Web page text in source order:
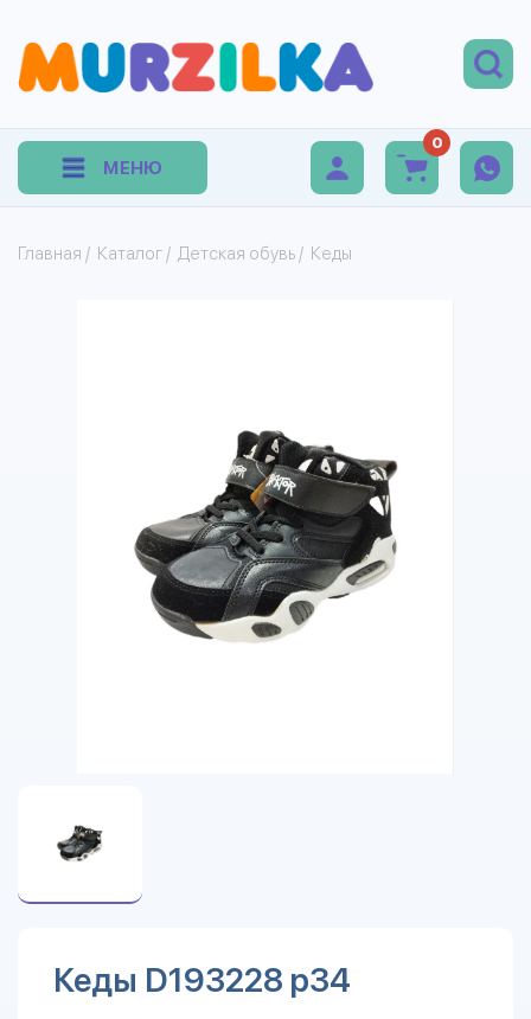
МЕНЮ
0
Главная / Каталог / Детская обувь / Кеды
Кеды D193228 р34